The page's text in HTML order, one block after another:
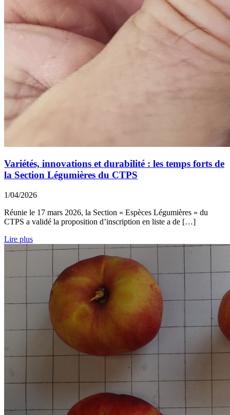
Variétés, innovations et durabilité : les temps forts de
la Section Légumières du CTPS
1/04/2026
Réunie le 17 mars 2026, la Section « Espèces Légumières » du
CTPS a validé la proposition d’inscription en liste a de […]
Lire plus